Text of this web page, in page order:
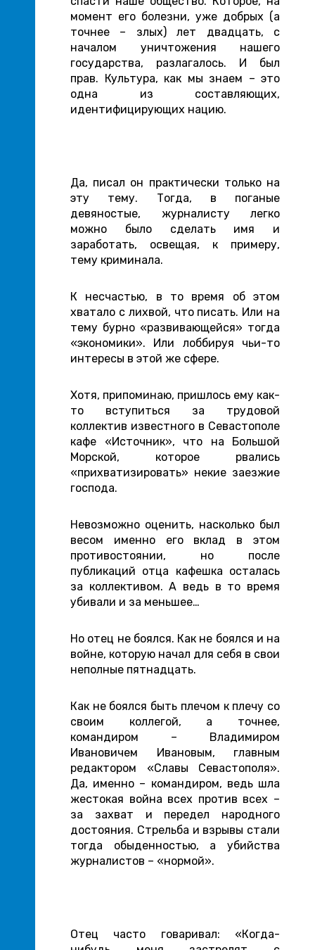
момент его болезни, уже добрых (а
точнее – злых) лет двадцать, с
началом уничтожения нашего
государства, разлагалось. И был
прав. Культура, как мы знаем – это
одна из составляющих,
идентифицирующих нацию.
Да, писал он практически только на
эту тему. Тогда, в поганые
девяностые, журналисту легко
можно было сделать имя и
заработать, освещая, к примеру,
тему криминала.
К несчастью, в то время об этом
хватало с лихвой, что писать. Или на
тему бурно «развивающейся» тогда
«экономики». Или лоббируя чьи-то
интересы в этой же сфере.
Хотя, припоминаю, пришлось ему как-
то вступиться за трудовой
коллектив известного в Севастополе
кафе «Источник», что на Большой
Морской, которое рвались
«прихватизировать» некие заезжие
господа.
Невозможно оценить, насколько был
весом именно его вклад в этом
противостоянии, но после
публикаций отца кафешка осталась
за коллективом. А ведь в то время
убивали и за меньшее…
Но отец не боялся. Как не боялся и на
войне, которую начал для себя в свои
неполные пятнадцать.
Как не боялся быть плечом к плечу со
своим коллегой, а точнее,
командиром – Владимиром
Ивановичем Ивановым, главным
редактором «Славы Севастополя».
Да, именно – командиром, ведь шла
жестокая война всех против всех –
за захват и передел народного
достояния. Стрельба и взрывы стали
тогда обыденностью, а убийства
журналистов – «нормой».
Отец часто говаривал: «Когда-